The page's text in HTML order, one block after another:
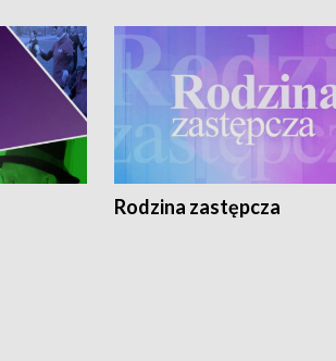
Rodzina zastępcza